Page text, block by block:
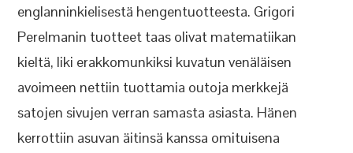
englanninkielisestä hengentuotteesta. Grigori
Perelmanin tuotteet taas olivat matematiikan
kieltä, liki erakkomunkiksi kuvatun venäläisen
avoimeen nettiin tuottamia outoja merkkejä
satojen sivujen verran samasta asiasta. Hänen
kerrottiin asuvan äitinsä kanssa omituisena